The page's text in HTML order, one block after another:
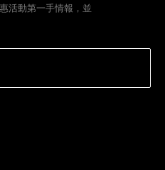
活動第一手情報，並